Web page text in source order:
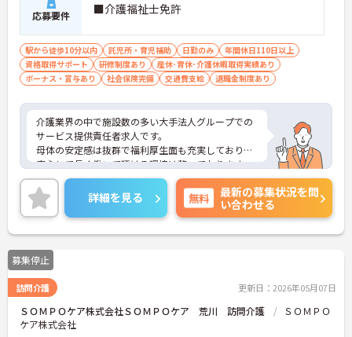
応募要件 ■介護福祉士免許
駅から徒歩10分以内 託児所・育児補助 日勤のみ
年間休日110日以上
資格取得サポート
研修制度あり
産休･育休･介護休暇取得実績あり
ボーナス・賞与あり
社会保険完備 交通費支給 退職金制度あり
介護業界の中で施設数の多い大手法人グループでの
サービス提供責任者求人です。
母体の安定感は抜群で福利厚生面も充実しており、
安心して長く働いて頂ける環境は整っております。
また、頑張りがきちんと評価に繋がります。
ご興味のある方はぜひお気軽にお問い合わせくださ
い。
詳細を見る 無料
最新の募集状況を問
い合わせる
募集停止
訪問介護 更新日：2026年05月07日
ＳＯＭＰＯケア株式会社ＳＯＭＰＯケア 荒川 訪問介護
ＳＯＭＰＯ
ケア株式会社